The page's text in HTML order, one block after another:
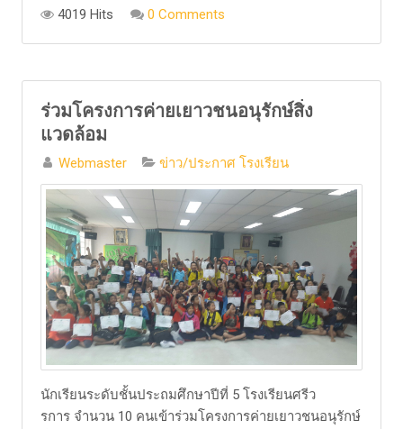
4019 Hits 0 Comments
ร่วมโครงการค่ายเยาวชนอนุรักษ์สิ่ง
แวดล้อม
Webmaster ข่าว/ประกาศ โรงเรียน
​นักเรียนระดับชั้นประถมศึกษาปีที่ 5 โรงเรียนศรีว
รการ จำนวน 10 คนเข้าร่วมโครงการค่ายเยาวชนอนุรักษ์